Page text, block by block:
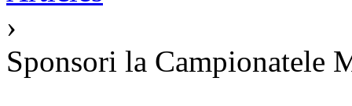
›
Sponsori la Campionatele